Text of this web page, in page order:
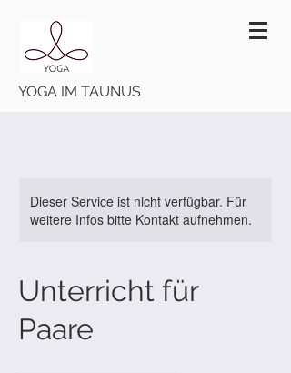
YOGA IM TAUNUS
Dieser Service ist nicht verfügbar. Für
weitere Infos bitte Kontakt aufnehmen.
Unterricht für
Paare